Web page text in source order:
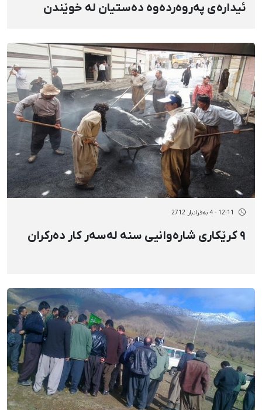
ئیدارەی پەروەردەوە دەستیان لە خوێندن
12:11 - 4 بەفرانبار 2712
٩ کرێکاری شارەوانیی سنە لەسەر کار دەرکران